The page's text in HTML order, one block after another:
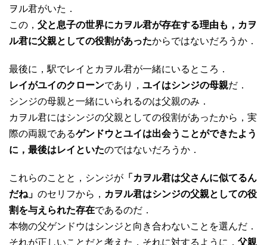
ヲル君がいた．
この， 父と息子の世界にカヲル君が存在する理由も，カヲ
ル君に父親としての役割があったからではないだろうか．
最後に，駅でレイとカヲル君が一緒にいるところ．
レイがユイのクローンであり， ユイはシンジの母親だ．
シンジの母親と一緒にいられるのは父親のみ．
カヲル君にはシンジの父親としての役割があったから，実
際の両親であるゲンドウとユイは出会うことができたよう
に，最後はレイといたのではないだろうか．
これらのことと，シンジが 「カヲル君は父さんに似てるん
だね」 のセリフから， カヲル君はシンジの父親としての役
割を与えられた存在であるのだ．
本物の父ゲンドウはシンジと向き合わないことを選んだ．
それが正しいことだと考えた．それに対するように， 父親